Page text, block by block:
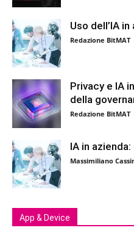
Uso dell’IA
Redazione BitMAT
Privacy e IA
della
Redazione BitMAT
IA in
Massimiliano
App & Device